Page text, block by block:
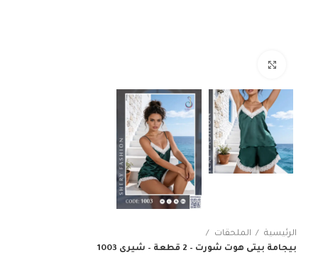
الرئيسية
الملحقات
بيجامة بيتى هوت شورت – 2 قطعة – شيرى 1003